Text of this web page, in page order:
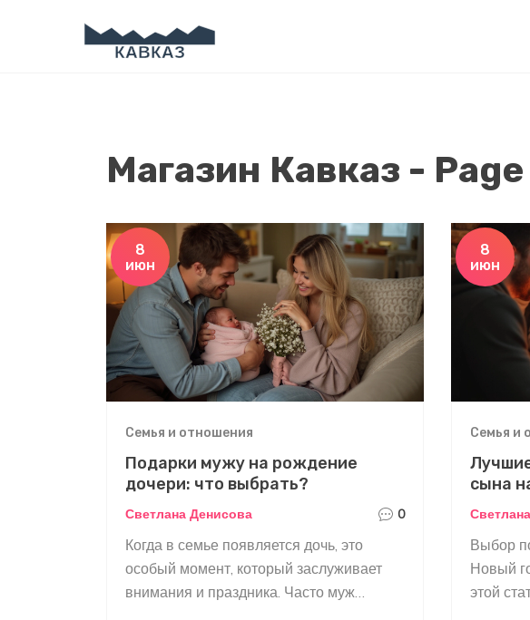
Магазин Кавказ - Page
8
июн
Семья и отношения
Подарки мужу на рождение
дочери: что выбрать?
Светлана Денисова 0
Когда в семье появляется дочь, это
особый момент, который заслуживает
внимания и праздника. Часто муж
8
июн
Семья и
сына
Выбор
Новый
этой